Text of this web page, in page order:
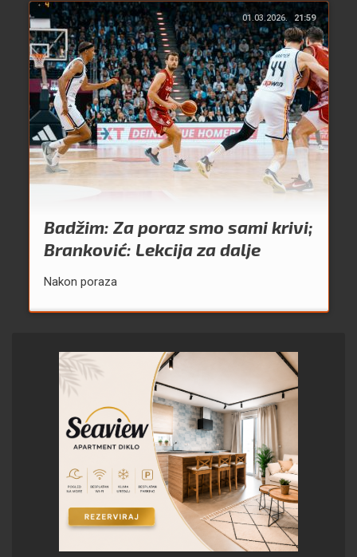
01.03.2026. 21:59
Badžim: Za poraz smo sami krivi;
Branković: Lekcija za dalje
Nakon poraza